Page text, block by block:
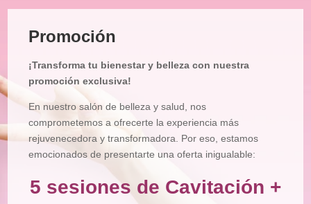
Tratamiento
Tratamiento
Depilación
Manicura
y
Pedicura
Maquillajes
Micropigmentación
Promoción
¡Transforma tu bienestar y belleza con nuestra
promoción exclusiva!
En nuestro salón de belleza y salud, nos
comprometemos a ofrecerte la experiencia más
rejuvenecedora y transformadora. Por eso, estamos
emocionados de presentarte una oferta inigualable:
5 sesiones de Cavitación +